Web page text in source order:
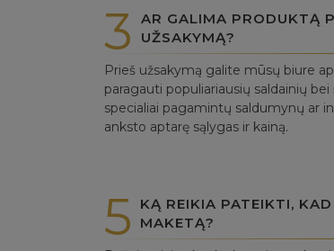
3
AR GALIMA PRODUKTĄ
UŽSAKYMĄ?
Prieš užsakymą galite mūsų biure
paragauti populiariausių saldainių
specialiai pagamintų saldumynų ar
anksto aptarę sąlygas ir kainą.
5
KĄ REIKIA PATEIKTI,
MAKETĄ?